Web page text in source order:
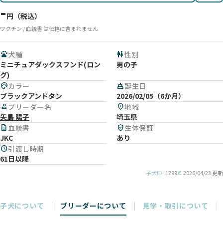
-円（税込）
ワクチン / 血統書 は価格に含まれません
pets犬種
ミニチュアダックスフンド(ロン
グ)
wc性別
男の子
paletteカラー
ブラックアンドタン
cake誕生日
2026/02/05（6か月）
person ブリーダー名
矢島 陽子
location_on地域
埼玉県
description血統書
JKC
verified_user生体保証
あり
schedule引渡し時期
61日以降
子犬ID 1299 2026/04/23 更新
子犬について ブリーダーについて 見学・取引について